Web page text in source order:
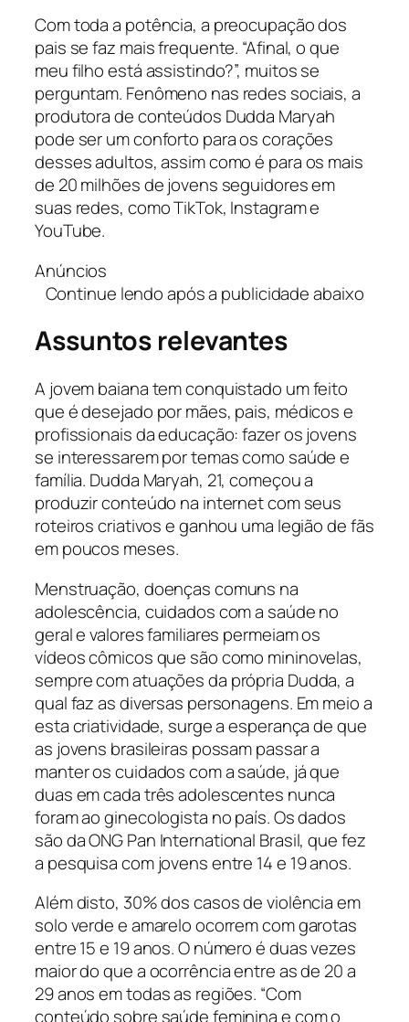
Com toda a potência, a preocupação dos
pais se faz mais frequente. “Afinal, o que
meu filho está assistindo?”, muitos se
perguntam. Fenômeno nas redes sociais, a
produtora de conteúdos Dudda Maryah
pode ser um conforto para os corações
desses adultos, assim como é para os mais
de 20 milhões de jovens seguidores em
suas redes, como TikTok, Instagram e
YouTube.
Anúncios
Continue lendo após a publicidade abaixo
Assuntos relevantes
A jovem baiana tem conquistado um feito
que é desejado por mães, pais, médicos e
profissionais da educação: fazer os jovens
se interessarem por temas como saúde e
família. Dudda Maryah, 21, começou a
produzir conteúdo na internet com seus
roteiros criativos e ganhou uma legião de fãs
em poucos meses.
Menstruação, doenças comuns na
adolescência, cuidados com a saúde no
geral e valores familiares permeiam os
vídeos cômicos que são como mininovelas,
sempre com atuações da própria Dudda, a
qual faz as diversas personagens. Em meio a
esta criatividade, surge a esperança de que
as jovens brasileiras possam passar a
manter os cuidados com a saúde, já que
duas em cada três adolescentes nunca
foram ao ginecologista no país. Os dados
são da ONG Pan International Brasil, que fez
a pesquisa com jovens entre 14 e 19 anos.
Além disto, 30% dos casos de violência em
solo verde e amarelo ocorrem com garotas
entre 15 e 19 anos. O número é duas vezes
maior do que a ocorrência entre as de 20 a
29 anos em todas as regiões. “Com
conteúdo sobre saúde feminina e com o